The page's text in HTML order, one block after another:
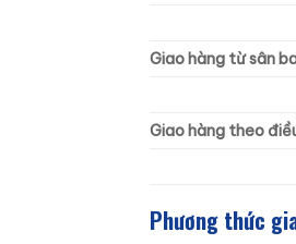
Giao hàng từ sân
Giao hàng theo
Phương thức